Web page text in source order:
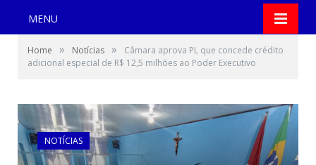
MENU
Home » Notícias »
Câmara aprova PL que concede crédito
adicional especial de R$ 12,5 milhões ao Poder Executivo
NOTÍCIAS